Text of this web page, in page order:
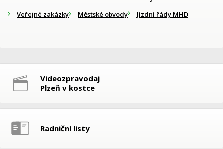
Veřejné zakázky
Městské obvody Jízdní řády MHD
Videozpravodaj
Plzeň v kostce
Radniční listy